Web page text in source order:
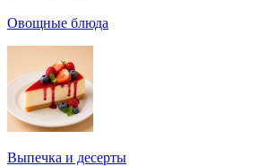
Овощные блюда
Выпечка и десерты